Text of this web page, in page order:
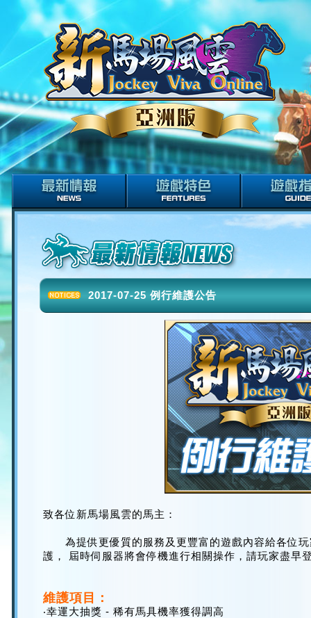
2017-07-25 例行維護公告
致各位新馬場風雲的馬主：
為提供更優質的服務及更豐富的遊戲內容給各位
護， 屆時伺服器將會停機進行相關操作，請玩家盡早
維護項目：
‧幸運大抽獎 - 稀有馬具機率獲得調高